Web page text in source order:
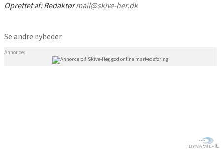
Oprettet af:Redaktørmail@skive-her.dk
Se andre nyheder
Annonce: